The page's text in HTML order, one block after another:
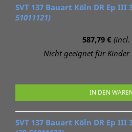
SVT 137 Bauart Köln DR Ep
51011121)
587,79 € (incl.
Nicht geeignet für
IN DEN
SVT 137 Bauart Köln DR Ep